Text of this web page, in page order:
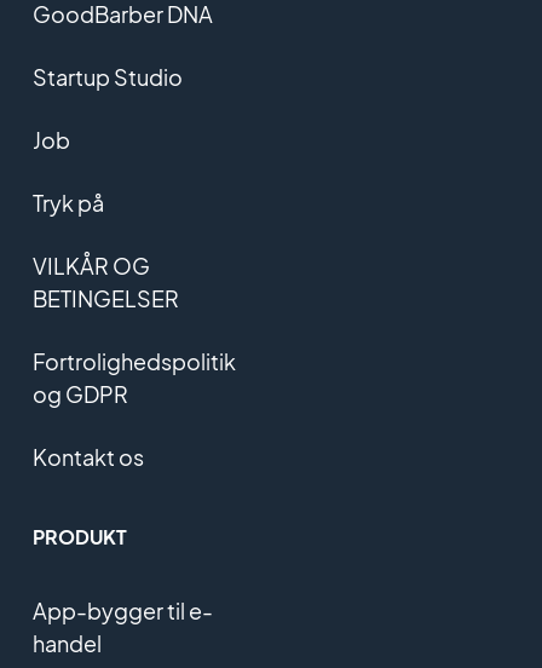
GoodBarber DNA
Startup Studio
Job
Tryk på
VILKÅR OG
BETINGELSER
Fortrolighedspolitik
og GDPR
Kontakt os
PRODUKT
App-bygger til e-
handel